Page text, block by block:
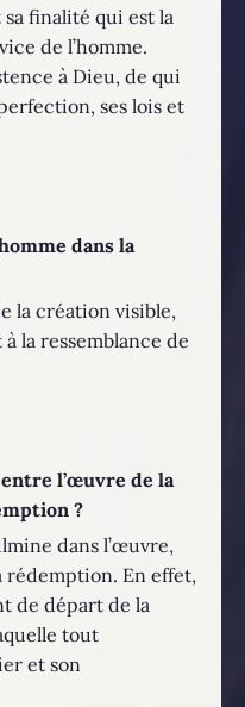
finalité qui est la
de l’homme.
à Dieu, de qui
ses lois et
dans la
la création visible,
la ressemblance de
l’œuvre de la
?
dans l’œuvre,
rédemption. En effet,
de départ de la
tout
et son